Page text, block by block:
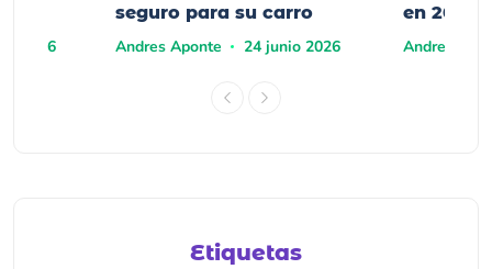
2026
seguro para su carro
Andres Aponte
24 junio 2026
en 2026?
Andres
Etiquetas